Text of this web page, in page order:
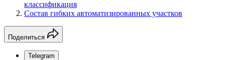
классификация
Состав гибких автоматизированных участков
Поделиться
Telegram